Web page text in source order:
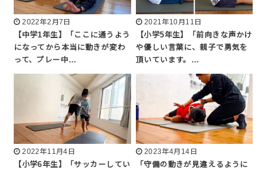
2022年2月7日
【中学1年生】「ここに通うよう
になってから本当に動きが変わ
って、プレー中…
2021年10月11日
【小学5年生】「前向きな声かけ
や優しい言葉に、親子で勇気を
頂いています。…
2022年11月4日
【小学6年生】「サッカーしてい
2023年4月14日
「守備の動きが見違えるように